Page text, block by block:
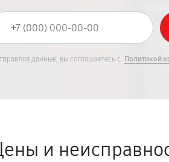
данные, вы соглашаетесь с Политикой
и